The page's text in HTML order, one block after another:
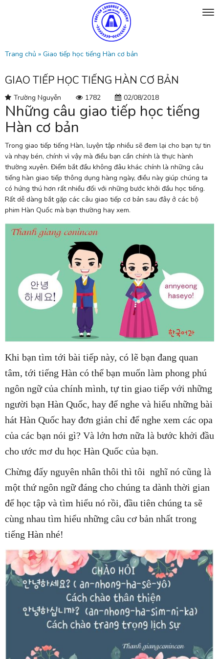
Trang chủ » Giao tiếp học tiếng Hàn cơ bản
GIAO TIẾP HỌC TIẾNG HÀN CƠ BẢN
Trường Nguyễn 1782 02/08/2018
Những câu giao tiếp học tiếng
Hàn cơ bản
Trong giao tiếp tiếng Hàn, luyện tập nhiều sẽ đem lại cho bạn tự tin
và nhạy bén, chính vì vậy mà điều bạn cần chính là thực hành
thường xuyên. Điểm bắt đầu không đâu khác chính là những câu
tiếng hàn giao tiếp thông dụng hàng ngày, điều này giúp chúng ta
có hứng thú hơn rất nhiều đối với những bước khởi đầu học tiếng.
Rất dễ dàng bắt gặp các câu giao tiếp cơ bản sau đây ở các bộ
phim Hàn Quốc mà bạn thường hay xem.
Khi bạn tìm tới bài tiếp này, có lẽ bạn đang quan
tâm, tới tiếng Hàn có thể bạn muốn làm phong phú
ngôn ngữ của chính mình, tự tin giao tiếp với những
người bạn Hàn Quốc, hay để nghe và hiểu những bài
hát Hàn Quốc hay đơn giản chỉ để nghe xem các opa
của các bạn nói gì? Và lớn hơn nữa là bước khởi đầu
cho ước mơ du học Hàn Quốc của bạn.
Chừng đấy nguyên nhân thôi thì tôi nghĩ nó cũng là
một thứ ngôn ngữ đáng cho chúng ta dành thời gian
để học tập và tìm hiểu nó rồi, đầu tiên chúng ta sẽ
cùng nhau tìm hiểu những câu cơ bản nhất trong
tiếng Hàn nhé!